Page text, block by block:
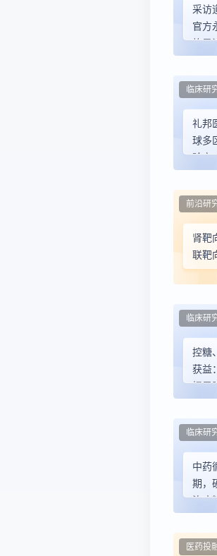
采访
官方
格局
礼邦
球多
验完
临床研
肾靶
联靶
前沿研
控糖
获益
揭示
临床研
中药
期，
治疗
临床研
医药投